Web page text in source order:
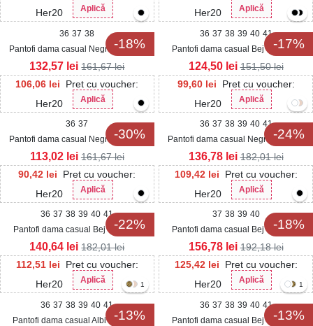
Her20
Aplică
Her20
Aplică
-18%
36 37 38
Pantofi dama casual Negri din Piele
Ecologica Lacuita Ruway3
106,06 lei
Pret cu voucher:
Her20
Aplică
132,57 lei 161,67lei
-17%
36 37 38 39 40 41
Pantofi dama casual Bej din Piele
Ecologica Lacuita Vitalia
99,60 lei
Pret cu voucher:
Her20
Aplică
124,50 lei 151,50lei
-30%
36 37
Pantofi dama casual Negri din Piele
Ecologica Ruway
90,42 lei
Pret cu voucher:
Her20
Aplică
113,02 lei 161,67lei
-24%
36 37 38 39 40 41
Pantofi dama casual Negri din Piele
Ecologica Aleena
109,42 lei
Pret cu voucher:
Her20
Aplică
136,78 lei 182,01lei
-22%
36 37 38 39 40 41
Pantofi dama casual Bej din Piele
Ecologica Lacuita Kamela
112,51 lei
Pret cu voucher:
Her20
Aplică
140,64 lei 182,01lei
-18%
37 38 39 40
Pantofi dama casual Bej din Piele
Ecologica Mirana
125,42 lei
Pret cu voucher:
Her20
Aplică
156,78 lei 192,18lei
-13%
1
36 37 38 39 40 41
Pantofi dama casual Albi din Piele
-13%
1
36 37 38 39 40 41
Pantofi dama casual Bej din Piele